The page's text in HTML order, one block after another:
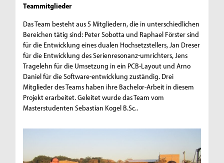
Teammitglieder
Das Team besteht aus 5 Mitgliedern, die in unterschiedlichen
Bereichen tätig sind: Peter Sobotta und Raphael Förster sind
für die Entwicklung eines dualen Hochsetzstellers, Jan Dreser
für die Entwicklung des Serienresonanz-umrichters, Jens
Tragelehn für die Umsetzung in ein PCB-Layout und Arno
Daniel für die Software-entwicklung zuständig. Drei
Mitglieder des Teams haben ihre Bachelor-Arbeit in diesem
Projekt erarbeitet. Geleitet wurde das Team vom
Masterstudenten Sebastian Kogel B.Sc..